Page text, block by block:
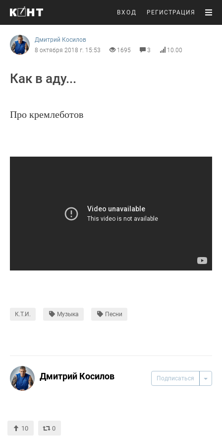
ВХОД РЕГИСТРАЦИЯ
Дмитрий Косилов
8 октября 2018 г. 15:53
1695 3 10.00
Как в аду...
Про кремлеботов
К.Т.И. Музыка Песни
Подписаться
Дмитрий Косилов
10 0